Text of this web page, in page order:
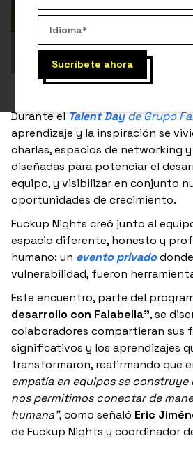
Durante elTalent Dayde Grupo
aprendizaje y la inspiración se
charlas, espacios de networking
diseñadas para potenciar el
equipo, y visibilizar en conjunto
oportunidades de crecimiento.
Fuckup Nights creó junto al
espacio diferente, honesto y
humano: un evento privado
vulnerabilidad, fueron
Este encuentro, parte del
desarrollo con Falabella”, se
colaboradores compartieran sus
significativos y los aprendizajes
transformaron, reafirmando que
empatía en equipos se construye
nos permitimos conectar de
humana”, como señaló Eric
de Fuckup Nights y coordinador